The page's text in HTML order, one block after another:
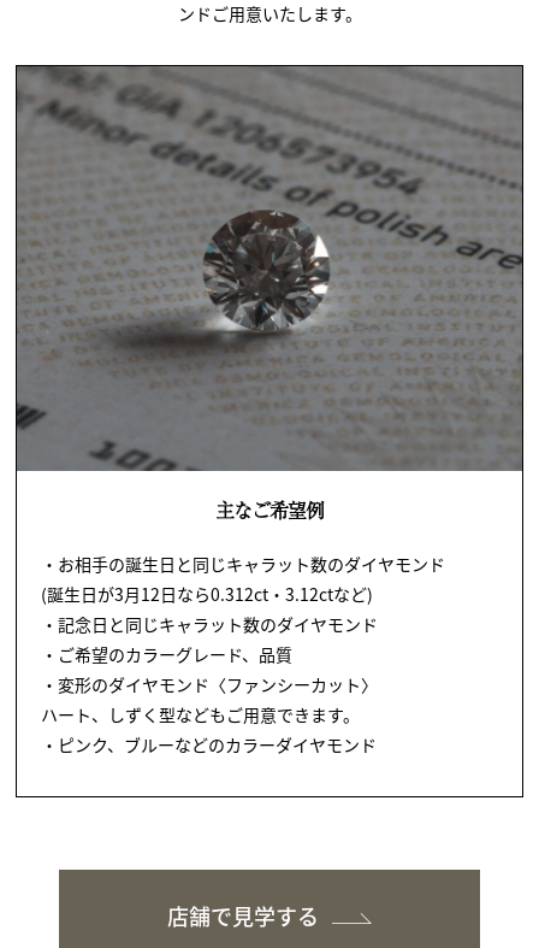
ンドご用意いたします。
主なご希望例
・お相手の誕生日と同じキャラット数のダイヤモンド
(誕生日が3月12日なら0.312ct・3.12ctなど)
・記念日と同じキャラット数のダイヤモンド
・ご希望のカラーグレード、品質
・変形のダイヤモンド〈ファンシーカット〉
ハート、しずく型などもご用意できます。
・ピンク、ブルーなどのカラーダイヤモンド
店舗で見学する